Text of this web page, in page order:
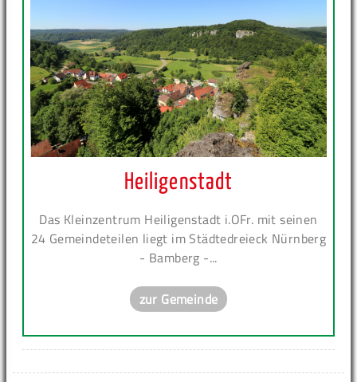
Heiligenstadt
Das Kleinzentrum Heiligenstadt i.OFr. mit seinen
24 Gemeindeteilen liegt im Städtedreieck Nürnberg
- Bamberg -...
zur Gemeinde